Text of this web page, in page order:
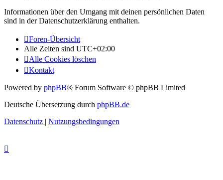
Informationen über den Umgang mit deinen persönlichen Daten
sind in der Datenschutzerklärung enthalten.
Foren-Übersicht
Alle Zeiten sind UTC+02:00
Alle Cookies löschen
Kontakt
Powered by phpBB® Forum Software © phpBB Limited
Deutsche Übersetzung durch phpBB.de
Datenschutz | Nutzungsbedingungen